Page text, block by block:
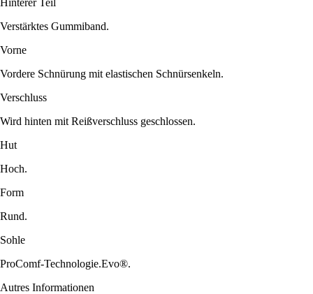
Hinterer Teil
Verstärktes Gummiband.
Vorne
Vordere Schnürung mit elastischen Schnürsenkeln.
Verschluss
Wird hinten mit Reißverschluss geschlossen.
Hut
Hoch.
Form
Rund.
Sohle
ProComf-Technologie.Evo®.
Autres Informationen